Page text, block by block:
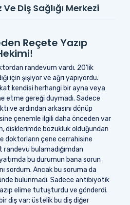
Diş Sağlığı Merkezi
Reçete Yazıp
randevum vardı. 20’lik
için şişiyor ve ağrı yapıyordu.
kendisi herhangi bir ayna veya
etme gereği duymadı. Sadece
ve ardından arkasını dönüp
çenemle ilgili daha önceden var
disklerimde bozukluk olduğundan
doktorların çene cerrahisine
bulamadığımdan
bu durumun bana sorun
sordum. Ancak bu soruma da
bulunmadı. Sadece antibiyotik
elime tutuşturdu ve gönderdi.
diş var; üstelik bu diş diğer